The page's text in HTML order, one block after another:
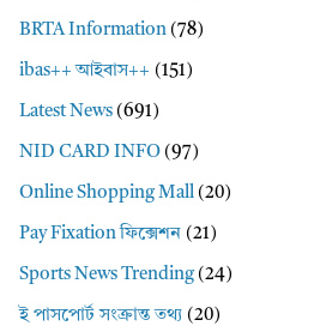
BRTA Information (78)
ibas++ আইবাস++ (151)
Latest News (691)
NID CARD INFO (97)
Online Shopping Mall (20)
Pay Fixation ফিক্সেশন (21)
Sports News Trending(24)
ই পাসপোর্ট সংক্রান্ত তথ্য (20)